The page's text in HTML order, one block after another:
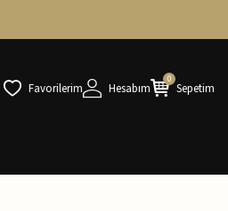
Favorilerim Hesabım
0
Sepetim